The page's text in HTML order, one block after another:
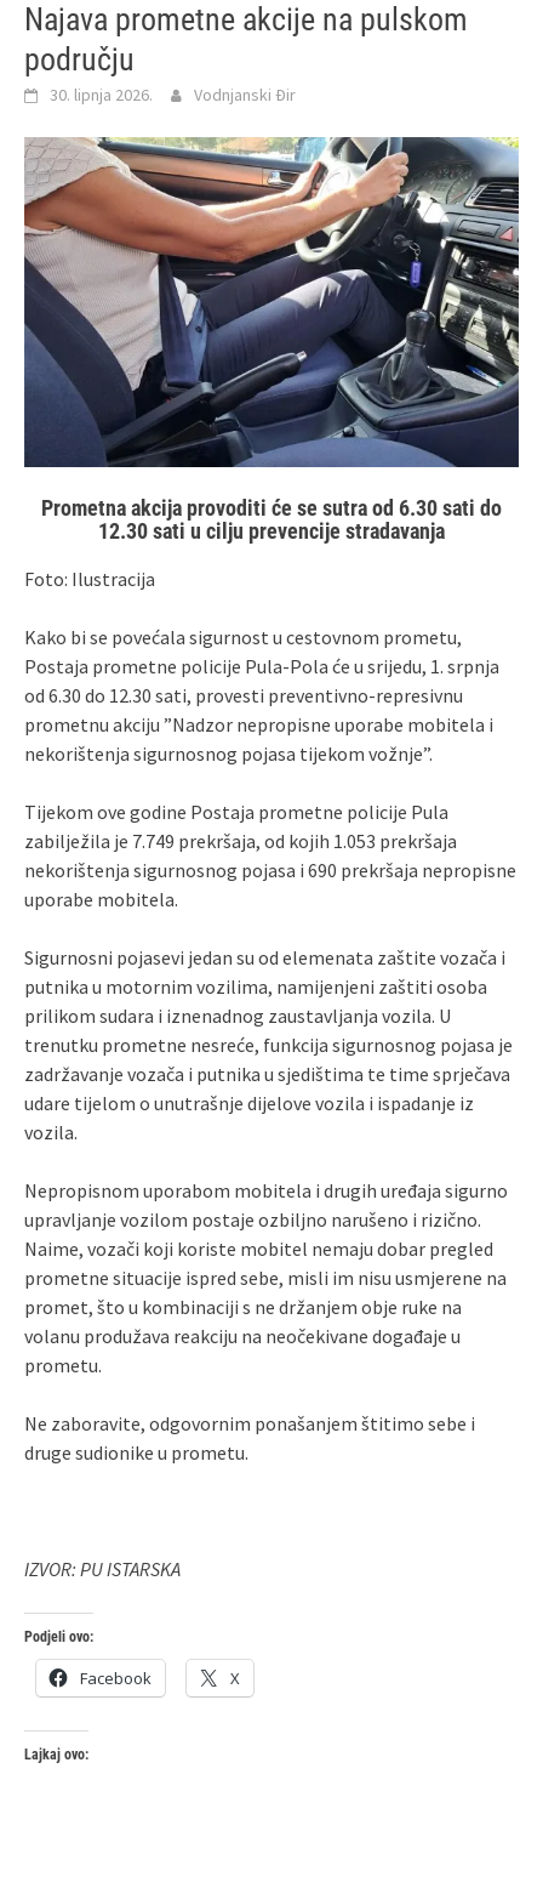
Najava prometne akcije na pulskom
području
30. lipnja 2026. Vodnjanski Đir
Prometna akcija provoditi će se sutra od 6.30 sati do
12.30 sati u cilju prevencije stradavanja
Foto: Ilustracija
Kako bi se povećala sigurnost u cestovnom prometu,
Postaja prometne policije Pula-Pola će u srijedu, 1. srpnja
od 6.30 do 12.30 sati, provesti preventivno-represivnu
prometnu akciju ”Nadzor nepropisne uporabe mobitela i
nekorištenja sigurnosnog pojasa tijekom vožnje”.
Tijekom ove godine Postaja prometne policije Pula
zabilježila je 7.749 prekršaja, od kojih 1.053 prekršaja
nekorištenja sigurnosnog pojasa i 690 prekršaja nepropisne
uporabe mobitela.
Sigurnosni pojasevi jedan su od elemenata zaštite vozača i
putnika u motornim vozilima, namijenjeni zaštiti osoba
prilikom sudara i iznenadnog zaustavljanja vozila. U
trenutku prometne nesreće, funkcija sigurnosnog pojasa je
zadržavanje vozača i putnika u sjedištima te time sprječava
udare tijelom o unutrašnje dijelove vozila i ispadanje iz
vozila.
Nepropisnom uporabom mobitela i drugih uređaja sigurno
upravljanje vozilom postaje ozbiljno narušeno i rizično.
Naime, vozači koji koriste mobitel nemaju dobar pregled
prometne situacije ispred sebe, misli im nisu usmjerene na
promet, što u kombinaciji s ne držanjem obje ruke na
volanu produžava reakciju na neočekivane događaje u
prometu.
Ne zaboravite, odgovornim ponašanjem štitimo sebe i
druge sudionike u prometu.
IZVOR: PU ISTARSKA
Podjeli ovo:
Facebook X
Lajkaj ovo: